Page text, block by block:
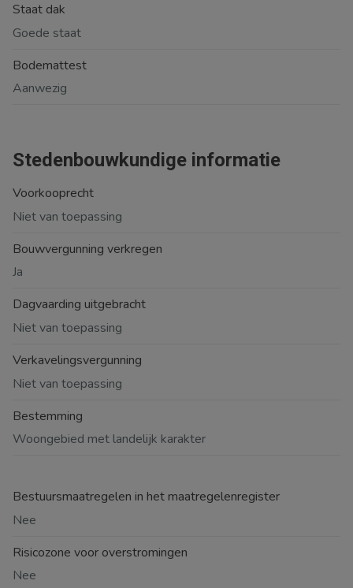
Staat dak
Goede staat
Bodemattest
Aanwezig
Stedenbouwkundige informatie
Voorkooprecht
Niet van toepassing
Bouwvergunning verkregen
Ja
Dagvaarding uitgebracht
Niet van toepassing
Verkavelingsvergunning
Niet van toepassing
Bestemming
Woongebied met landelijk karakter
Bestuursmaatregelen in het maatregelenregister
Nee
Risicozone voor overstromingen
Nee